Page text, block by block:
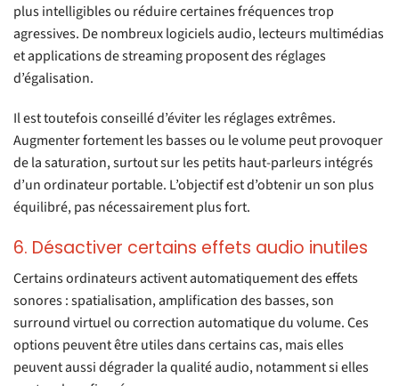
plus intelligibles ou réduire certaines fréquences trop
agressives. De nombreux logiciels audio, lecteurs multimédias
et applications de streaming proposent des réglages
d’égalisation.
Il est toutefois conseillé d’éviter les réglages extrêmes.
Augmenter fortement les basses ou le volume peut provoquer
de la saturation, surtout sur les petits haut-parleurs intégrés
d’un ordinateur portable. L’objectif est d’obtenir un son plus
équilibré, pas nécessairement plus fort.
6. Désactiver certains effets audio inutiles
Certains ordinateurs activent automatiquement des effets
sonores : spatialisation, amplification des basses, son
surround virtuel ou correction automatique du volume. Ces
options peuvent être utiles dans certains cas, mais elles
peuvent aussi dégrader la qualité audio, notamment si elles